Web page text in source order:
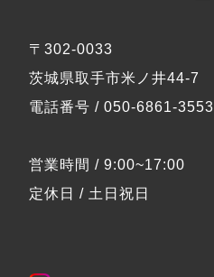
〒302-0033
茨城県取手市米ノ井44-7
電話番号 / 050-6861-3553
営業時間 / 9:00~17:00
定休日 / 土日祝日